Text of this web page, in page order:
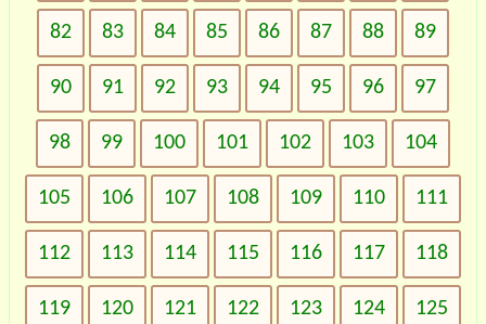
82 83 84 85 86 87 88 89
90 91 92 93 94 95 96 97
98 99 100 101 102 103 104
105 106 107 108 109 110 111
112 113 114 115 116 117 118
119 120 121 122 123 124 125